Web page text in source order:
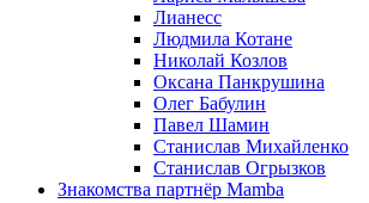
Лианесс
Людмила Котане
Николай Козлов
Оксана Панкрушина
Олег Бабулин
Павел Шамин
Станислав Михайленко
Станислав Огрызков
Знакомства партнёр Mamba